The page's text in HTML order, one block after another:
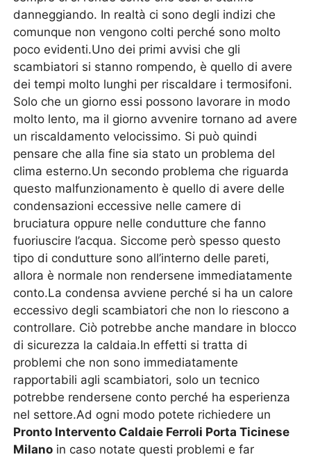
danneggiando. In realtà ci sono degli indizi che
comunque non vengono colti perché sono molto
poco evidenti.Uno dei primi avvisi che gli
scambiatori si stanno rompendo, è quello di avere
dei tempi molto lunghi per riscaldare i termosifoni.
Solo che un giorno essi possono lavorare in modo
molto lento, ma il giorno avvenire tornano ad avere
un riscaldamento velocissimo. Si può quindi
pensare che alla fine sia stato un problema del
clima esterno.Un secondo problema che riguarda
questo malfunzionamento è quello di avere delle
condensazioni eccessive nelle camere di
bruciatura oppure nelle condutture che fanno
fuoriuscire l’acqua. Siccome però spesso questo
tipo di condutture sono all’interno delle pareti,
allora è normale non rendersene immediatamente
conto.La condensa avviene perché si ha un calore
eccessivo degli scambiatori che non lo riescono a
controllare. Ciò potrebbe anche mandare in blocco
di sicurezza la caldaia.In effetti si tratta di
problemi che non sono immediatamente
rapportabili agli scambiatori, solo un tecnico
potrebbe rendersene conto perché ha esperienza
nel settore.Ad ogni modo potete richiedere un
Pronto Intervento Caldaie Ferroli Porta Ticinese
Milano in caso notate questi problemi e far